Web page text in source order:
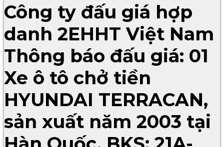
Công ty đấu giá hợp
danh 2EHHT Việt Nam
Thông báo đấu giá: 01
Xe ô tô chở tiền
HYUNDAI TERRACAN,
sản xuất năm 2003 tại